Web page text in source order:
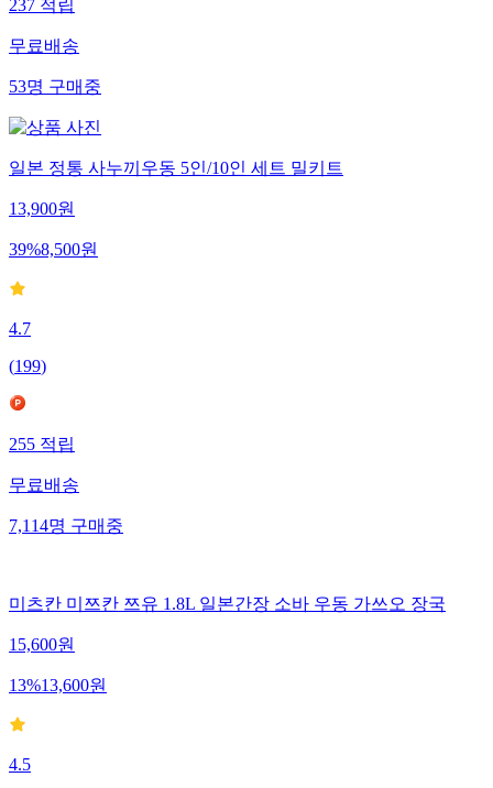
237적립
무료배송
53명구매중
일본 정통 사누끼우동 5인/10인 세트 밀키트
13,900원
39%8,500원
4.7
(199)
255적립
무료배송
7,114명구매중
미츠칸 미쯔칸 쯔유 1.8L 일본간장 소바 우동 가쓰오 장국
15,600원
13%13,600원
4.5